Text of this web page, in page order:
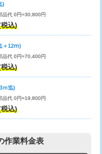
)
品代 0円=30,800円
込)
＋12ⅿ)
品代 0円=70,400円
込)
ｍ迄)
品代 0円=19,800円
込)
作業料金表